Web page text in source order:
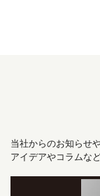
当社からのお知らせ
アイデアやコラムな